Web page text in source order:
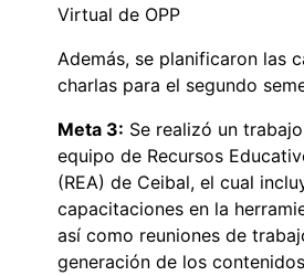
Virtual de OPP
Además, se planificaron las
charlas para el segundo
Meta 3: Se realizó un
equipo de Recursos
(REA) de Ceibal, el cual
capacitaciones en la
así como reuniones de
generación de los